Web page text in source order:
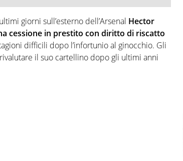
giorni sull’esterno dell’Arsenal Hector
cessione in prestito con diritto di riscatto
difficili dopo l’infortunio al ginocchio. Gli
il suo cartellino dopo gli ultimi anni